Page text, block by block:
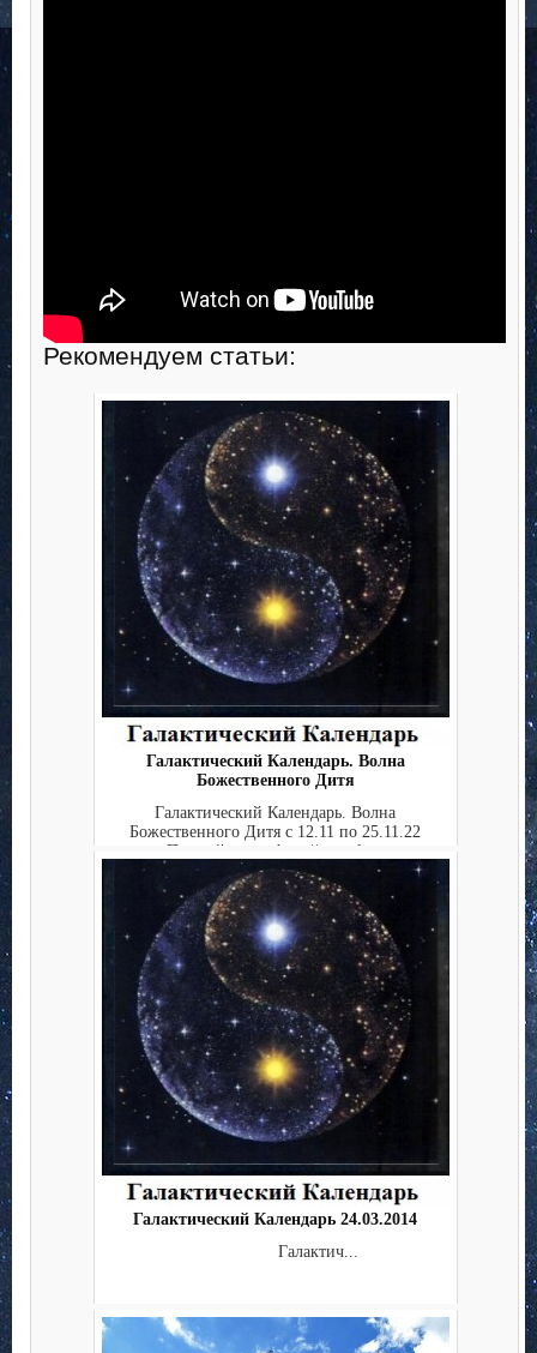
Рекомендуем статьи:
Галактический Календарь. Волна
Божественного Дитя
Галактический Календарь. Волна
Божественного Дитя с 12.11 по 25.11.22
Полный текст: http://stargala...
Галактический Календарь 24.03.2014
Галактич...